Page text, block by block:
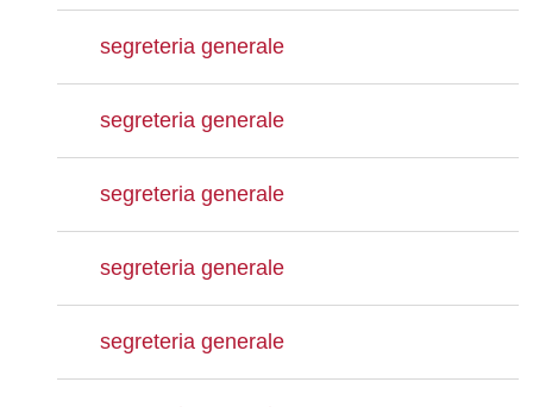
segreteria generale
segreteria generale
segreteria generale
segreteria generale
segreteria generale